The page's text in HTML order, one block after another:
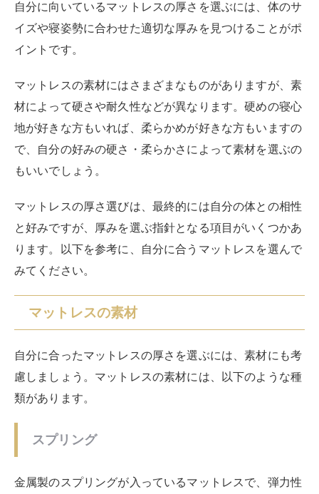
金属製のスプリングが入っているマットレスで、弾力性
や通気性が高いです。寝返りや動きによって音が出るこ
ともあります。スプリングマットレスの厚さは、一般的
に15センチから30センチ程度です。
ポケットコイル
耐久性が高いです。ポケットコイルマットレスの厚さ
は、一般的に20センチから40センチ程度で、コイルの
数や硬さによって変わりますが、厚すぎると重くなり、
薄すぎるとコイルが感じられます。
メモリーフォーム
体温や体圧に反応して形を変えるマットレスで、フィッ
ト感や保温性が高いですが、通気性が低く暑く感じるこ
ともあります。反発力が低いため、寝返りや起き上がり
に苦労することもあります。厚さは一般的に5センチか
ら15センチ程度で、薄すぎると効果が感じられず、厚す